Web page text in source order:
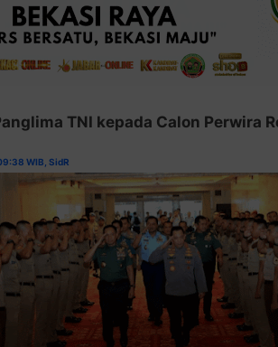
TNI kepada Calon Perwira
WIB, SidR